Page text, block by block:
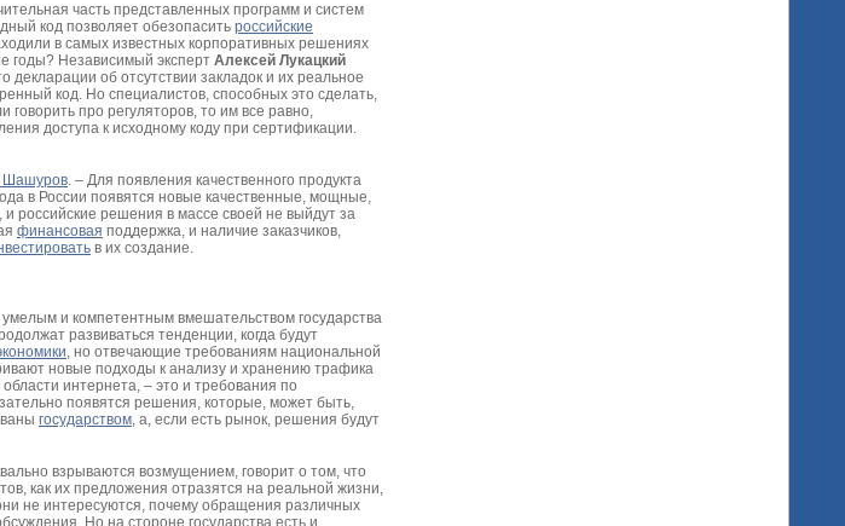
часть представленных программ и систем
код позволяет обезопасить российские
в самых известных корпоративных решениях
годы? Независимый эксперт Алексей Лукацкий
об отсутствии закладок и их реальное
код. Но специалистов, способных это сделать,
говорить про регуляторов, то им все равно,
доступа к исходному коду при сертификации.
Шашуров. – Для появления качественного продукта
в России появятся новые качественные, мощные,
российские решения в массе своей не выйдут за
финансовая поддержка, и наличие заказчиков,
в их создание.
и компетентным вмешательством государства
развиваться тенденции, когда будут
, но отвечающие требованиям национальной
новые подходы к анализу и хранению трафика
области интернета, – это и требования по
появятся решения, которые, может быть,
государством, а, если есть рынок, решения будут
взрываются возмущением, говорит о том, что
как их предложения отразятся на реальной жизни,
не интересуются, почему обращения различных
Но на стороне государства есть и